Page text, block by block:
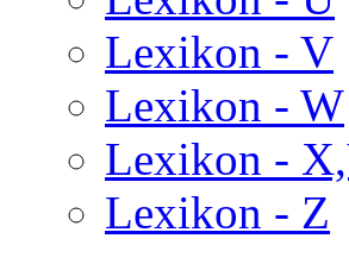
Lexikon - V
Lexikon - W
Lexikon -
Lexikon - Z